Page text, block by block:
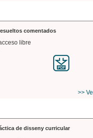
comentados
libre
>>
de disseny curricular